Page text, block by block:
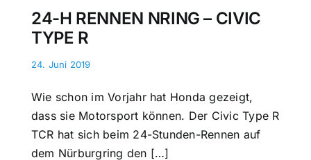
24-H RENNEN NRING – CIVIC
TYPE R
24. Juni 2019
Wie schon im Vorjahr hat Honda gezeigt,
dass sie Motorsport können. Der Civic Type R
TCR hat sich beim 24-Stunden-Rennen auf
dem Nürburgring den […]